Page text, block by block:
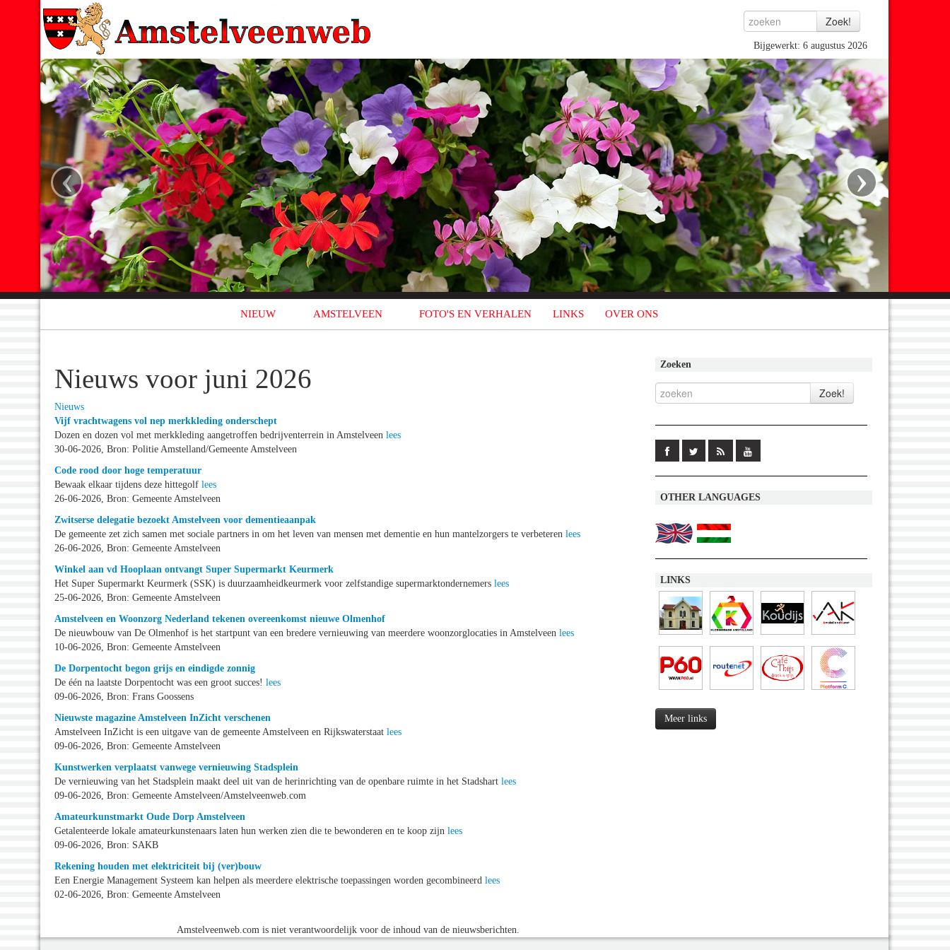
Bijgewerkt: 6 augustus 2026
‹ ›
NIEUW AMSTELVEEN FOTO'S EN VERHALEN LINKS OVER ONS
Nieuws voor juni 2026
Nieuws
Vijf vrachtwagens vol nep merkkleding onderschept
Dozen en dozen vol met merkkleding aangetroffen bedrijventerrein in Amstelveen lees
30-06-2026, Bron: Politie Amstelland/Gemeente Amstelveen
Code rood door hoge temperatuur
Bewaak elkaar tijdens deze hittegolf lees
26-06-2026, Bron: Gemeente Amstelveen
Zwitserse delegatie bezoekt Amstelveen voor dementieaanpak
De gemeente zet zich samen met sociale partners in om het leven van mensen met dementie en hun mantelzorgers te verbeteren lees
26-06-2026, Bron: Gemeente Amstelveen
Winkel aan vd Hooplaan ontvangt Super Supermarkt Keurmerk
Het Super Supermarkt Keurmerk (SSK) is duurzaamheidkeurmerk voor zelfstandige supermarktondernemers lees
25-06-2026, Bron: Gemeente Amstelveen
Amstelveen en Woonzorg Nederland tekenen overeenkomst nieuwe Olmenhof
De nieuwbouw van De Olmenhof is het startpunt van een bredere vernieuwing van meerdere woonzorglocaties in Amstelveen lees
10-06-2026, Bron: Gemeente Amstelveen
De Dorpentocht begon grijs en eindigde zonnig
De één na laatste Dorpentocht was een groot succes! lees
09-06-2026, Bron: Frans Goossens
Nieuwste magazine Amstelveen InZicht verschenen
Amstelveen InZicht is een uitgave van de gemeente Amstelveen en Rijkswaterstaat lees
09-06-2026, Bron: Gemeente Amstelveen
Kunstwerken verplaatst vanwege vernieuwing Stadsplein
De vernieuwing van het Stadsplein maakt deel uit van de herinrichting van de openbare ruimte in het Stadshart lees
09-06-2026, Bron: Gemeente Amstelveen/Amstelveenweb.com
Amateurkunstmarkt Oude Dorp Amstelveen
Getalenteerde lokale amateurkunstenaars laten hun werken zien die te bewonderen en te koop zijn lees
09-06-2026, Bron: SAKB
Rekening houden met elektriciteit bij (ver)bouw
Een Energie Management Systeem kan helpen als meerdere elektrische toepassingen worden gecombineerd lees
02-06-2026, Bron: Gemeente Amstelveen
Amstelveenweb.com is niet verantwoordelijk voor de inhoud van de nieuwsberichten.
Zoeken
OTHER LANGUAGES
LINKS
Meer links